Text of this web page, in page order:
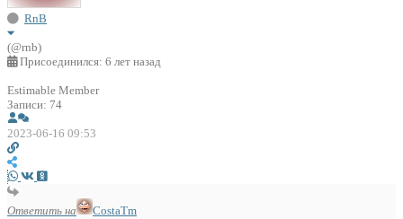
RnB
(@rnb)
Присоединился: 6 лет назад
Estimable Member
Записи: 74
2023-06-16 09:53
Ответить на CostaTm